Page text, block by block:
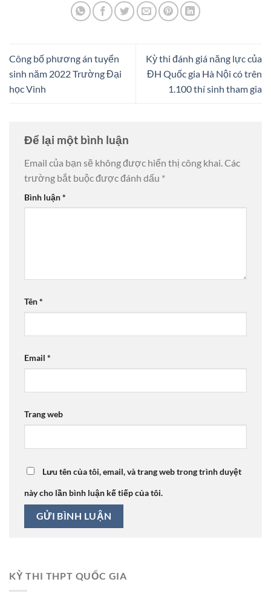
Công bố phương án tuyển
sinh năm 2022 Trường Đại
học Vinh
Kỳ thi đánh giá năng lực của
ĐH Quốc gia Hà Nội có trên
1.100 thí sinh tham gia
Để lại một bình luận
Email của bạn sẽ không được hiển thị công khai. Các
trường bắt buộc được đánh dấu *
Bình luận*
Tên*
Email *
Trang web
Lưu tên của tôi, email, và trang web trong trình duyệt
này cho lần bình luận kế tiếp của tôi.
KỲ THI THPT QUỐC GIA